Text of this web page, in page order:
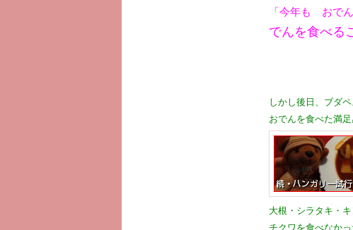
「今年も おで
でんを食べる
しかし後日、ブダ
おでんを食べた満
大根・シラタキ・
チクワを食べなか